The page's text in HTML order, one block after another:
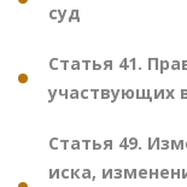
суд
Статья 41.
участвующих
Статья 49.
иска,